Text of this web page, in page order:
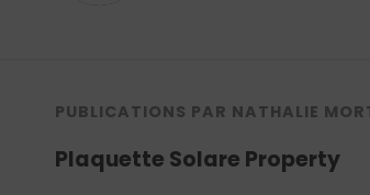
PUBLICATIONS PAR NATHALIE
Plaquette Solare Property